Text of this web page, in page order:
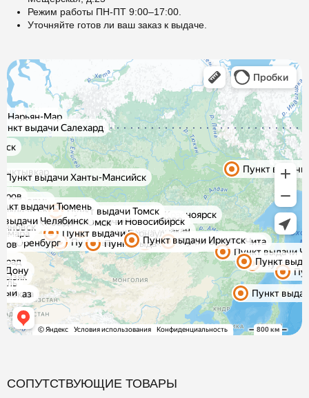
Режим работы ПН-ПТ 9:00–17:00.
Уточняйте готов ли ваш заказ к выдаче.
СОПУТСТВУЮЩИЕ ТОВАРЫ